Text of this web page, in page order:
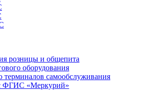
розницы и общепита
оборудования
терминалов самообслуживания
ФГИС «Меркурий»